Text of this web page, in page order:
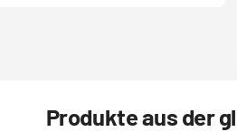
Produkte aus der